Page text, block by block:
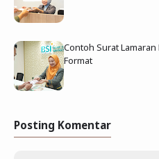
Contoh Surat
Format
Posting Komentar